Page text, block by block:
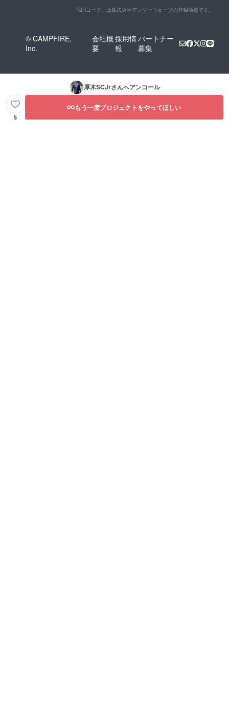
「QRコード」は株式会社デンソーウェーブの登録商標です。
© CAMPFIRE,
Inc.
会社概
要
採用情
報
パートナー
募集
厚木SCJrさんへアンコール
5
もう一度プロジェクトをやってほしい